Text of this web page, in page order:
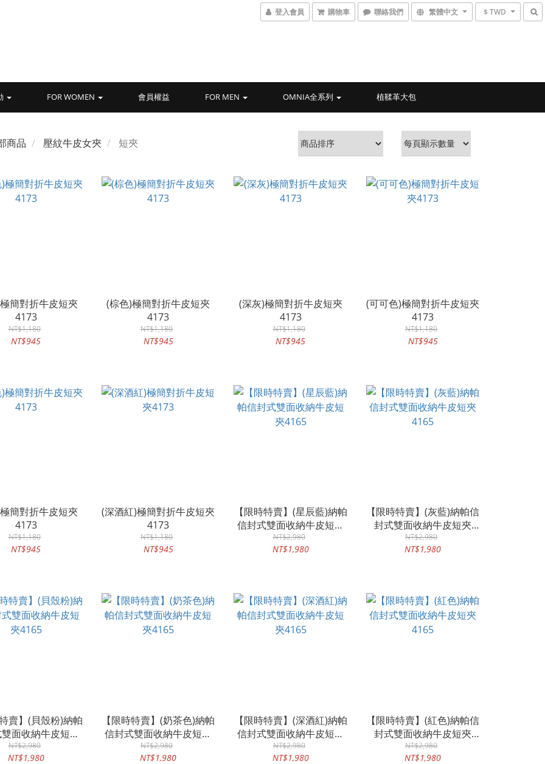
登入會員 購物車 聯絡我們 繁體中文 $ TWD
FOR WOMEN 會員權益 FOR MEN OMNIA全系列 植鞣革大包
商品 壓紋牛皮女夾 短夾
簡對折牛皮短夾
4173
NT$1,180
NT$945
(棕色)極簡對折牛皮短夾
4173
NT$1,180
NT$945
(深灰)極簡對折牛皮短夾
4173
NT$1,180
NT$945
(可可色)極簡對折牛皮短夾
4173
NT$1,180
NT$945
簡對折牛皮短夾
4173
NT$1,180
NT$945
(深酒紅)極簡對折牛皮短夾
4173
NT$1,180
NT$945
【限時特賣】(星辰藍)納帕
信封式雙面收納牛皮短夾
4165
NT$2,980
NT$1,980
【限時特賣】(灰藍)納帕信
封式雙面收納牛皮短夾
4165
NT$2,980
NT$1,980
賣】(貝殼粉)納帕
面收納牛皮短夾
4165
NT$2,980
NT$1,980
【限時特賣】(奶茶色)納帕
信封式雙面收納牛皮短夾
4165
NT$2,980
NT$1,980
【限時特賣】(深酒紅)納帕
信封式雙面收納牛皮短夾
4165
NT$2,980
NT$1,980
【限時特賣】(紅色)納帕信
封式雙面收納牛皮短夾
4165
NT$2,980
NT$1,980